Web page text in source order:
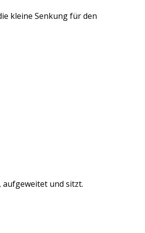
kleine Senkung für den
und sitzt.